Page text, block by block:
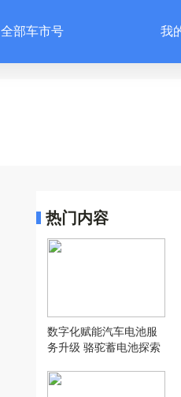
全部车市号 我
热门内容
数字化赋能汽车电池服
务升级 骆驼蓄电池探索